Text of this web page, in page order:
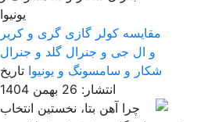
مقایسه کولر گازی گری و کریر
و ال جی و جنرال گلد و جنرال
شکار و سامسونگ و یونیوا تاریخ
انتشار: 26 بهمن 1404